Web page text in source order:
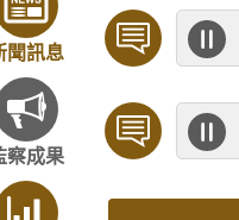
聞訊息
察成果